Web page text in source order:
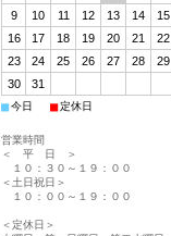
9
10 11 12 13 14
15
16
17 18 19 20 21
22
23
24 25 26 27 28
29
30
31
■今日 ■定休日
営業時間
＜ 平 日 ＞
１０：３０～１９：００
＜土日祝日＞
１０：００～１９：００
＜定休日＞